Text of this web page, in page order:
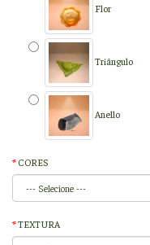
Flor
Triângulo
Anello
CORES
TEXTURA